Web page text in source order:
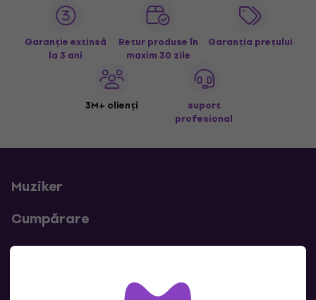
Garanție extinsă
la 3 ani
Retur produse în
maxim 30 zile
Garanția prețului
3M+ clienți
suport
profesional
Muziker
Cumpărare
Linkuri utile